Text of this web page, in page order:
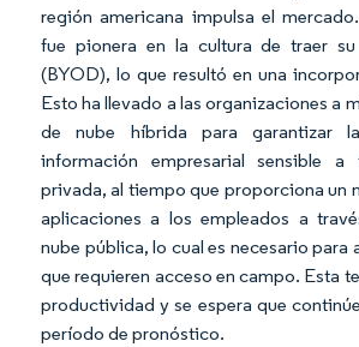
región americana impulsa el
fue pionera en la cultura de traer
(BYOD), lo que resultó en una
Esto ha llevado a las organizaciones a
de nube híbrida para garantizar
información empresarial sensible
privada, al tiempo que proporciona un
aplicaciones a los empleados a
nube pública, lo cual es necesario para
que requieren acceso en campo. Esta
productividad y se espera que
período de pronóstico.